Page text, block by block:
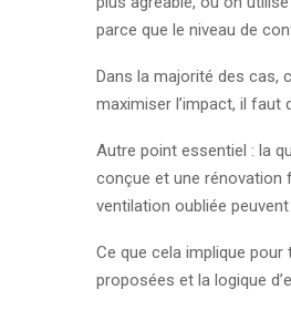
parce que le niveau de
Dans la majorité des cas,
maximiser l’impact, il
Autre point essentiel : la
conçue et une rénovation
ventilation oubliée
Ce que cela implique pour
proposées et la logique